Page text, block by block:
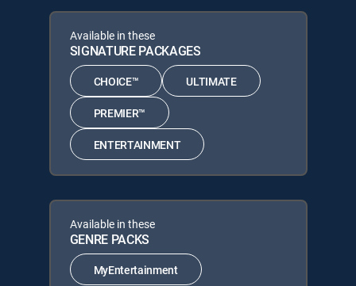
Available in these
SIGNATURE PACKAGES
CHOICE™ ULTIMATE
PREMIER™
ENTERTAINMENT
Available in these
GENRE PACKS
MyEntertainment